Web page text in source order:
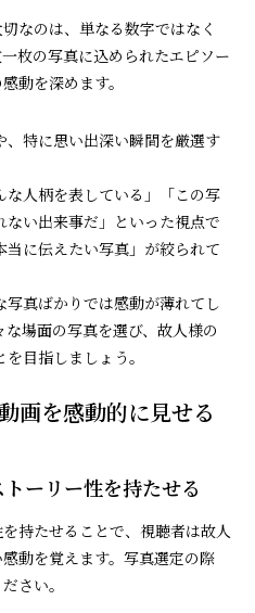
なのは、単なる数字ではなく
枚の写真に込められたエピソー
動を深めます。
特に思い出深い瞬間を厳選す
な人柄を表している」「この写
い出来事だ」といった視点で
に伝えたい写真」が絞られて
真ばかりでは感動が薄れてし
場面の写真を選び、故人様の
目指しましょう。
画を感動的に見せる
ーリー性を持たせる
持たせることで、視聴者は故人
動を覚えます。写真選定の際
さい。